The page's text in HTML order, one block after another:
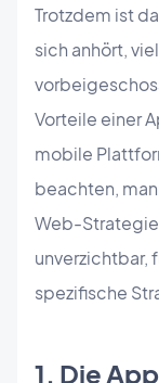
Trotzdem ist
sich anhört,
Vorteile einer
mobile
beachten,
Web-Strategie
unverzichtbar,
spezifische
1. Die